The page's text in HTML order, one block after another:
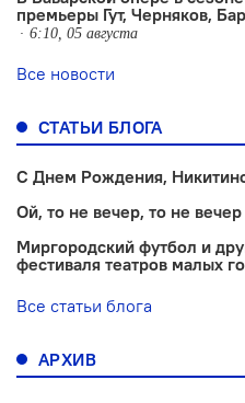
премьеры Гут, Черняков,
6:10, 05 августа
Все новости
СТАТЬИ БЛОГА
С Днем Рождения,
Ой, то не вечер, то не вечер
Миргородский футбол и
фестиваля театров малых
Все статьи блога
АРХИВ